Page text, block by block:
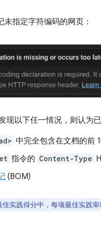
未指定字符编码的网页：
现以下任一情况，则认为
中完全包含在文档的前
指令的 Content-Type
(BOM)
佳实践得分中，每项最佳实践